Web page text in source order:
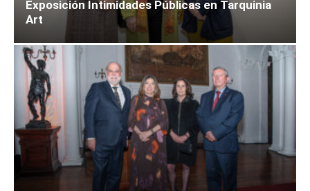
Exposición Intimidades Públicas en Tarquinia
Art